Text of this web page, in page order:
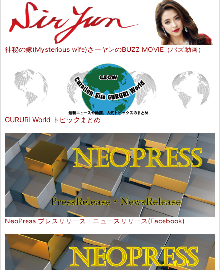
神秘の嫁(Mysterious wife)さーヤンのBUZZ MOVIE（バズ動画）
GURURI World トピックまとめ
NeoPress プレスリリース・ニュースリリース(Facebook)